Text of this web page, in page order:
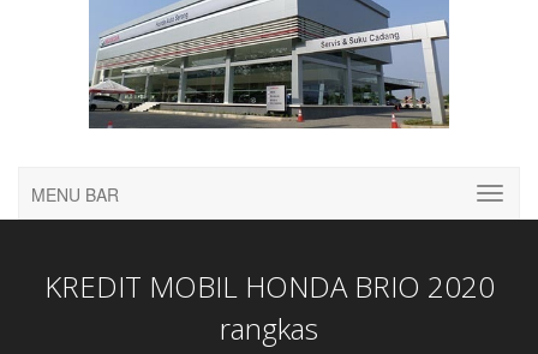
MENU BAR
KREDIT MOBIL HONDA BRIO 2020
rangkas